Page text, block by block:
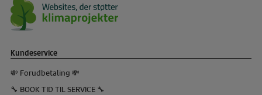
Kundeservice
💸 Forudbetaling 💸
🔧 BOOK TID TIL SERVICE 🔧